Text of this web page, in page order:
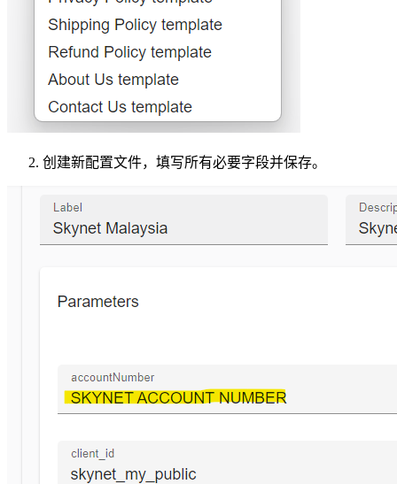
创建新配置文件，填写所有必要字段并保存。